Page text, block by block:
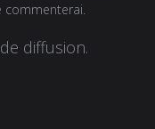
commenterai.
diffusion.